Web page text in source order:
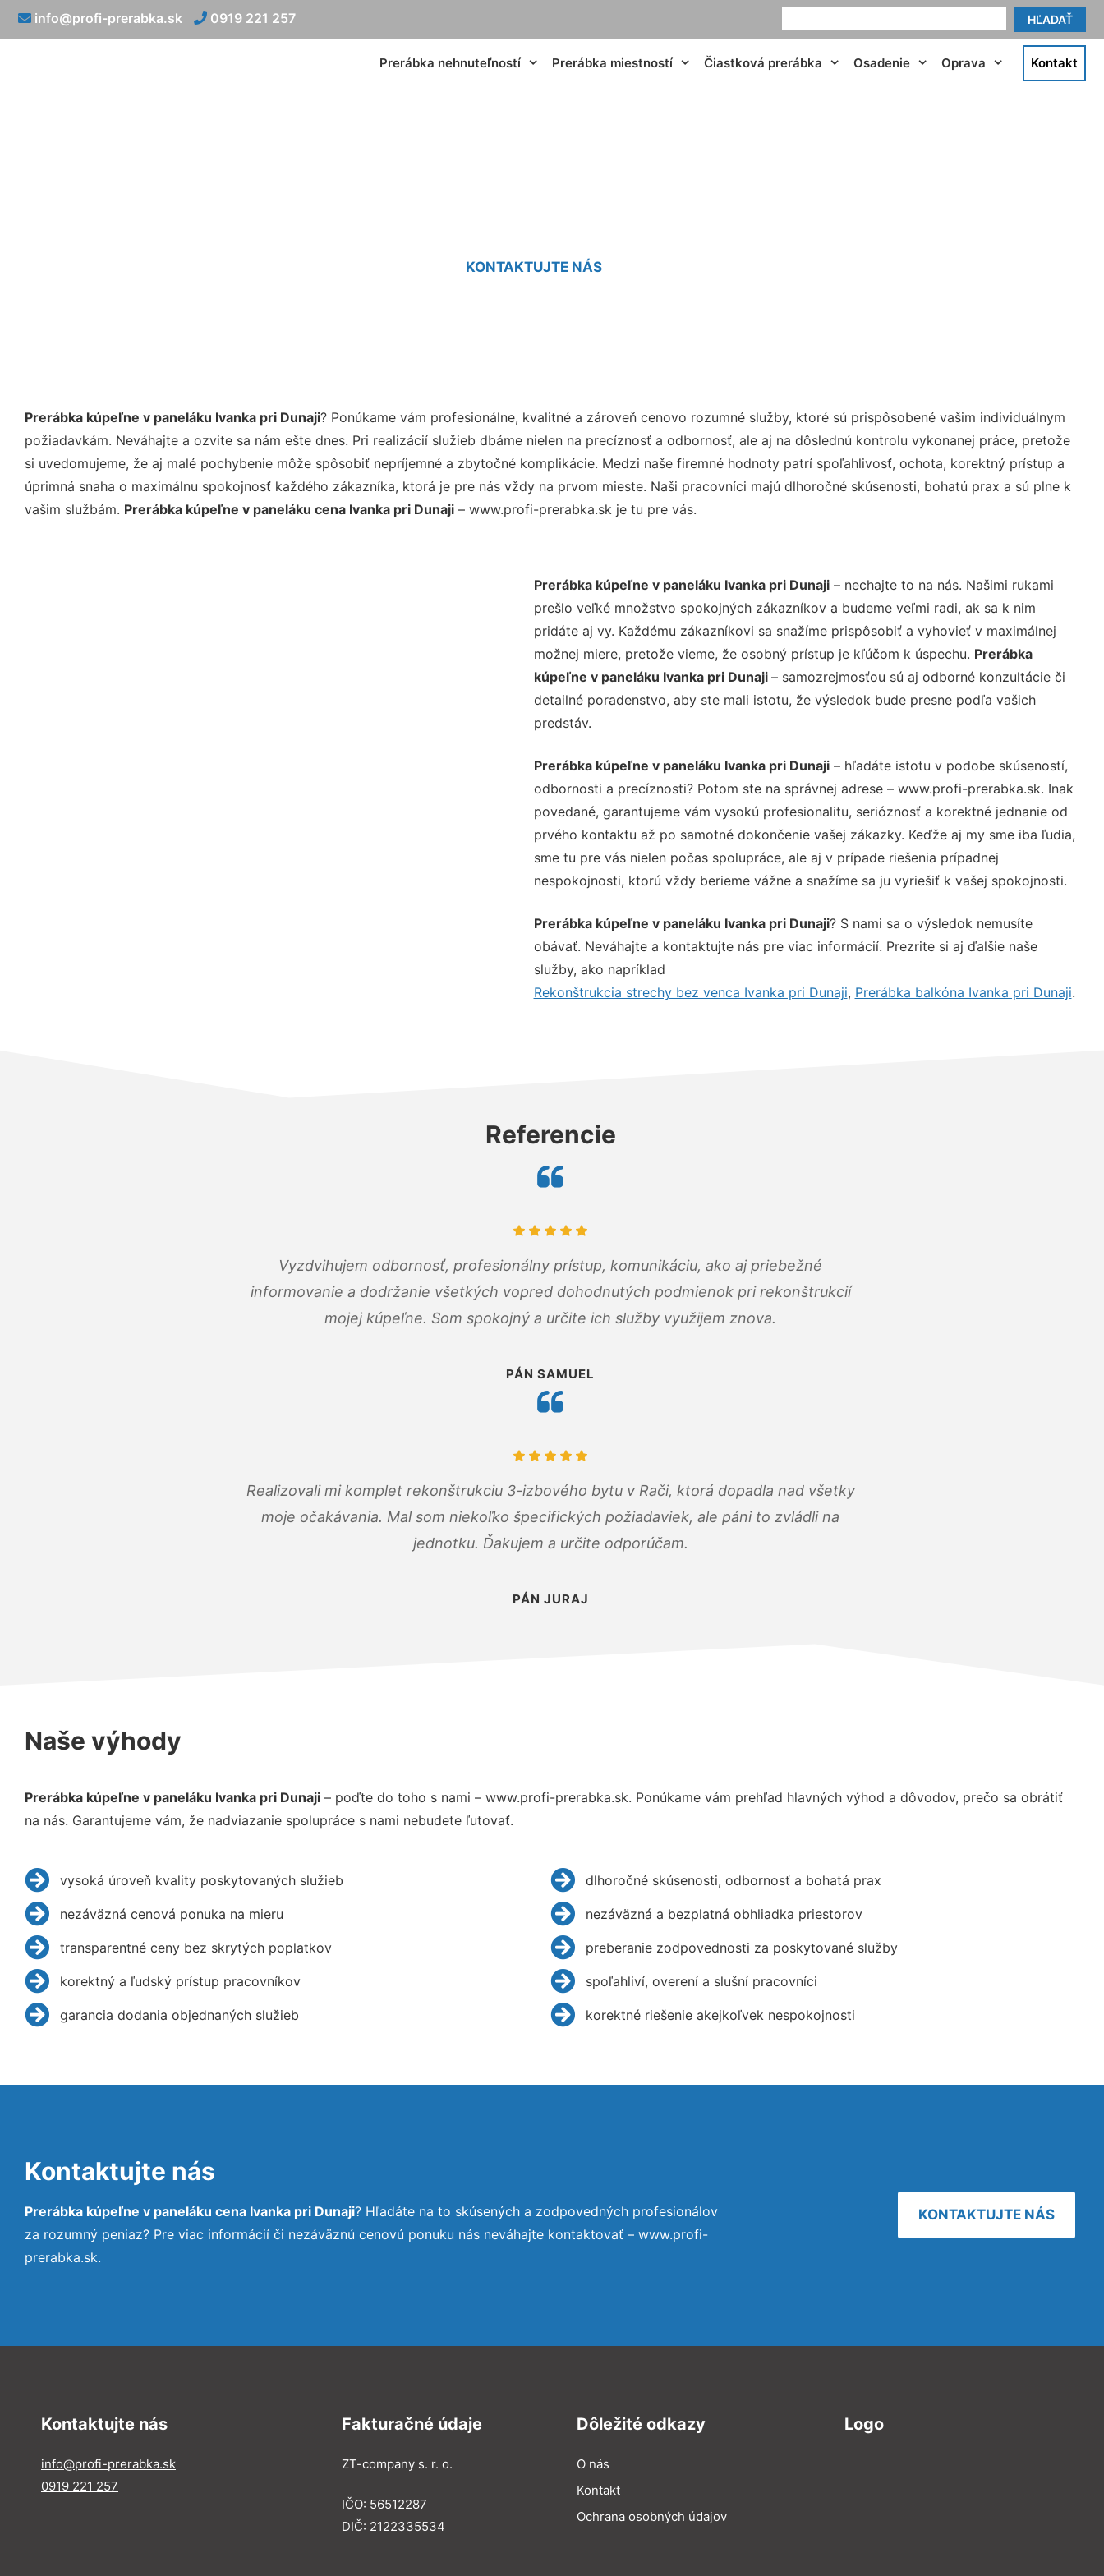
HĽADAŤ
info@profi-prerabka.sk 0919 221 257
Prerábka nehnuteľností Prerábka miestností Čiastková prerábka Osadenie Oprava Kontakt
KONTAKTUJTE NÁS
Prerábka kúpeľne v paneláku Ivanka pri Dunaji? Ponúkame vám profesionálne, kvalitné a zároveň cenovo rozumné služby, ktoré sú prispôsobené vašim individuálnym
požiadavkám. Neváhajte a ozvite sa nám ešte dnes. Pri realizácií služieb dbáme nielen na precíznosť a odbornosť, ale aj na dôslednú kontrolu vykonanej práce, pretože
si uvedomujeme, že aj malé pochybenie môže spôsobiť nepríjemné a zbytočné komplikácie. Medzi naše firemné hodnoty patrí spoľahlivosť, ochota, korektný prístup a
úprimná snaha o maximálnu spokojnosť každého zákazníka, ktorá je pre nás vždy na prvom mieste. Naši pracovníci majú dlhoročné skúsenosti, bohatú prax a sú plne k
vašim službám. Prerábka kúpeľne v paneláku cena Ivanka pri Dunaji – www.profi-prerabka.sk je tu pre vás.
Prerábka kúpeľne v paneláku Ivanka pri Dunaji– nechajte to na nás. Našimi rukami
prešlo veľké množstvo spokojných zákazníkov a budeme veľmi radi, ak sa k nim
pridáte aj vy. Každému zákazníkovi sa snažíme prispôsobiť a vyhovieť v maximálnej
možnej miere, pretože vieme, že osobný prístup je kľúčom k úspechu. Prerábka
kúpeľne v paneláku Ivanka pri Dunaji – samozrejmosťou sú aj odborné konzultácie či
detailné poradenstvo, aby ste mali istotu, že výsledok bude presne podľa vašich
predstáv.
Prerábka kúpeľne v paneláku Ivanka pri Dunaji– hľadáte istotu v podobe skúseností,
odbornosti a precíznosti? Potom ste na správnej adrese – www.profi-prerabka.sk. Inak
povedané, garantujeme vám vysokú profesionalitu, serióznosť a korektné jednanie od
prvého kontaktu až po samotné dokončenie vašej zákazky. Keďže aj my sme iba ľudia,
sme tu pre vás nielen počas spolupráce, ale aj v prípade riešenia prípadnej
nespokojnosti, ktorú vždy berieme vážne a snažíme sa ju vyriešiť k vašej spokojnosti.
Prerábka kúpeľne v paneláku Ivanka pri Dunaji? S nami sa o výsledok nemusíte
obávať. Neváhajte a kontaktujte nás pre viac informácií. Prezrite si aj ďalšie naše
služby, ako napríklad
Rekonštrukcia strechy bez venca Ivanka pri Dunaji, Prerábka balkóna Ivanka pri Dunaji.
Referencie
Vyzdvihujem odbornosť, profesionálny prístup, komunikáciu, ako aj priebežné
informovanie a dodržanie všetkých vopred dohodnutých podmienok pri rekonštrukcií
mojej kúpeľne. Som spokojný a určite ich služby využijem znova.
PÁN SAMUEL
Realizovali mi komplet rekonštrukciu 3-izbového bytu v Rači, ktorá dopadla nad všetky
moje očakávania. Mal som niekoľko špecifických požiadaviek, ale páni to zvládli na
jednotku. Ďakujem a určite odporúčam.
PÁN JURAJ
Naše výhody
Prerábka kúpeľne v paneláku Ivanka pri Dunaji – poďte do toho s nami – www.profi-prerabka.sk. Ponúkame vám prehľad hlavných výhod a dôvodov, prečo sa obrátiť
na nás. Garantujeme vám, že nadviazanie spolupráce s nami nebudete ľutovať.
vysoká úroveň kvality poskytovaných služieb
nezáväzná cenová ponuka na mieru
transparentné ceny bez skrytých poplatkov
korektný a ľudský prístup pracovníkov
garancia dodania objednaných služieb
dlhoročné skúsenosti, odbornosť a bohatá prax
nezáväzná a bezplatná obhliadka priestorov
preberanie zodpovednosti za poskytované služby
spoľahliví, overení a slušní pracovníci
korektné riešenie akejkoľvek nespokojnosti
Kontaktujte nás
Prerábka kúpeľne v paneláku cena Ivanka pri Dunaji? Hľadáte na to skúsených a zodpovedných profesionálov
za rozumný peniaz? Pre viac informácií či nezáväznú cenovú ponuku nás neváhajte kontaktovať – www.profi-
prerabka.sk.
KONTAKTUJTE NÁS
Kontaktujte nás
info@profi-prerabka.sk
0919 221 257
Fakturačné údaje
ZT-company s. r. o.
IČO: 56512287
DIČ: 2122335534
Dôležité odkazy
O nás
Kontakt
Ochrana osobných údajov
Logo